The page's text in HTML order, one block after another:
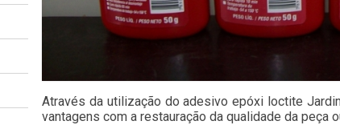
Através da utilização do adesivo epóxi loctite
vantagens com a restauração da qualidade da peça